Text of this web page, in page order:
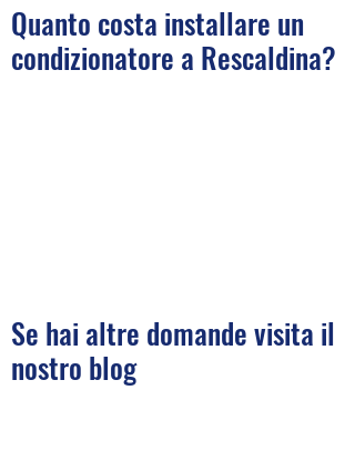
Quanto costa installare un
condizionatore a Rescaldina?
Se hai altre domande visita il
nostro blog